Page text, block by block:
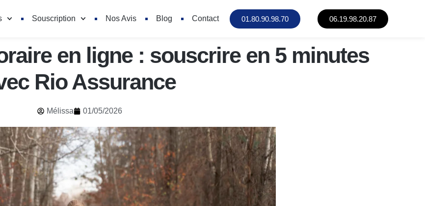
Souscription Nos Avis Blog Contact 01.80.90.98.70 06.19.98.20.87
en ligne : souscrire en 5 minutes
Rio Assurance
Mélissa 01/05/2026